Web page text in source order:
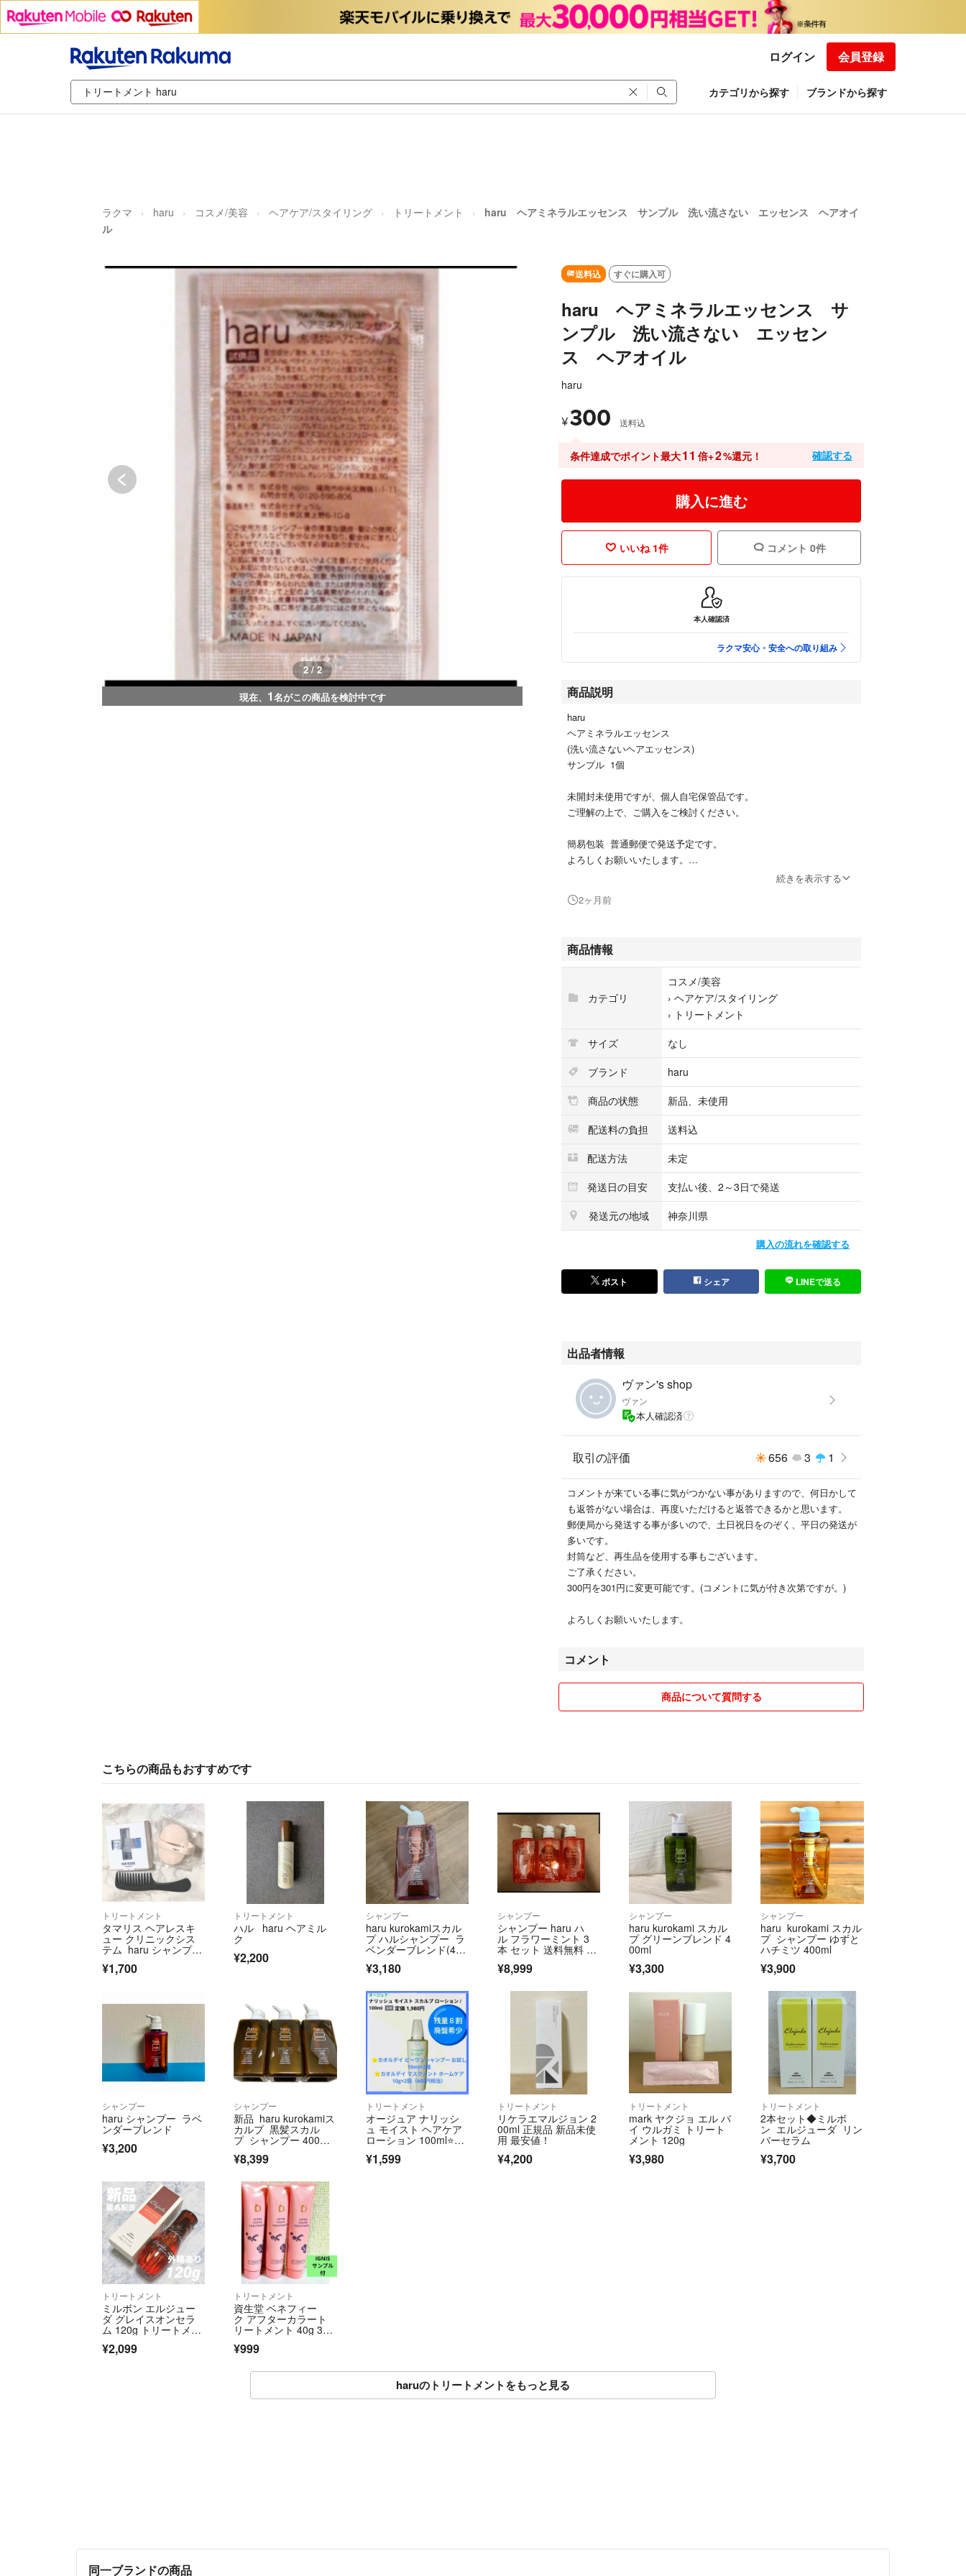
ログイン 会員登録
カテゴリから探す ブランドから探す
ラクマ haru コスメ/美容 ヘアケア/スタイリング トリートメント
haru ヘアミネラルエッセンス サンプル 洗い流さない エッセンス ヘアオイ
ル
2 / 2
現在、 1名がこの商品を検討中です
送料込 すぐに購入可
haru ヘアミネラルエッセンス サ
ンプル 洗い流さない エッセン
ス ヘアオイル
haru
¥300 送料込
条件達成でポイント最大11 倍+2%還元！ 確認する
購入に進む
いいね 1件 コメント 0件
本人確認済
ラクマ安心・安全への取り組み
商品説明
haru
ヘアミネラルエッセンス
(洗い流さないヘアエッセンス)
サンプル 1個
未開封未使用ですが、個人自宅保管品です。
ご理解の上で、ご購入をご検討ください。
簡易包装 普通郵便で発送予定です。
よろしくお願いいたします。
#ヘアミネラルエッセンス
続きを表示する
2ヶ月前
商品情報
カテゴリ
コスメ/美容
› ヘアケア/スタイリング
› トリートメント
サイズ
なし
ブランド
haru
商品の状態
新品、未使用
配送料の負担
送料込
配送方法
未定
発送日の目安
支払い後、2～3日で発送
発送元の地域
神奈川県
購入の流れを確認する
ポスト シェア LINEで送る
出品者情報
ヴァン's shop
ヴァン
本人確認済
取引の評価 656 3 1
コメントが来ている事に気がつかない事がありますので、何日かして
も返答がない場合は、再度いただけると返答できるかと思います。
郵便局から発送する事が多いので、土日祝日をのぞく、平日の発送が
多いです。
封筒など、再生品を使用する事もございます。
ご了承ください。
300円を301円に変更可能です。(コメントに気が付き次第ですが。)
よろしくお願いいたします。
コメント
商品について質問する
こちらの商品もおすすめです
トリートメント
タマリス ヘアレスキ
ュー クリニックシス
テム haru シャンプー
¥1,700
トリートメント
ハル haru ヘアミル
ク
¥2,200
シャンプー
haru kurokamiスカル
プ ハルシャンプー ラ
ベンダーブレンド(400
¥3,180
シャンプー
シャンプー haru ハ
ル フラワーミント 3
本 セット 送料無料 新
¥8,999
シャンプー
haru kurokami スカル
プ グリーンブレンド 4
00ml
¥3,300
シャンプー
haru kurokami スカル
プ シャンプー ゆずと
ハチミツ 400ml
¥3,900
シャンプー
haru シャンプー ラベ
ンダーブレンド
¥3,200
シャンプー
新品 haru kurokamiス
カルプ 黒髪スカル
プ シャンプー 400ml×
3
¥8,399
トリートメント
オージュア ナリッシ
ュ モイスト ヘアケア
ローション 100ml⭐️お
まけ付
¥1,599
トリートメント
リケラエマルジョン 2
00ml 正規品 新品未使
用 最安値！
¥4,200
トリートメント
mark ヤクジョ エル バ
イ ウルガミ トリート
メント 120g
¥3,980
トリートメント
2本セット◆ミルボ
ン エルジューダ リン
バーセラム
¥3,700
トリートメント
ミルボン エルジュー
ダ グレイスオンセラ
ム 120g トリートメン
ト 新品
¥2,099
トリートメント
資生堂 ベネフィー
ク アフターカラート
リートメント 40g 3本
セット⭐️IGNISサンプ
ル付
¥999
haruのトリートメントをもっと見る
同一ブランドの商品